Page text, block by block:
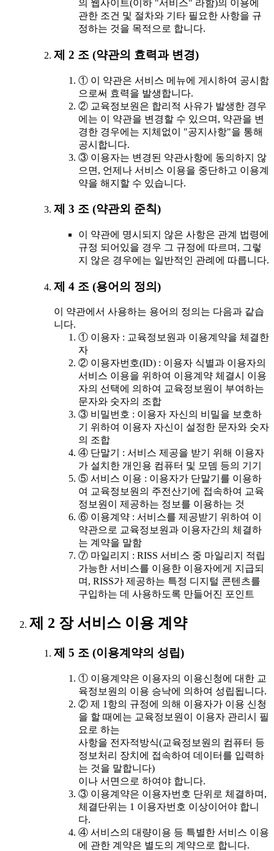
의 웹사이트(이하 "서비스" 라함)의 이용에
관한 조건 및 절차와 기타 필요한 사항을 규
정하는 것을 목적으로 합니다.
제 2 조 (약관의 효력과 변경)
① 이 약관은 서비스 메뉴에 게시하여 공시함
으로써 효력을 발생합니다.
② 교육정보원은 합리적 사유가 발생한 경우
에는 이 약관을 변경할 수 있으며, 약관을 변
경한 경우에는 지체없이 "공지사항"을 통해
공시합니다.
③ 이용자는 변경된 약관사항에 동의하지 않
으면, 언제나 서비스 이용을 중단하고 이용계
약을 해지할 수 있습니다.
제 3 조 (약관외 준칙)
이 약관에 명시되지 않은 사항은 관계 법령에
규정 되어있을 경우 그 규정에 따르며, 그렇
지 않은 경우에는 일반적인 관례에 따릅니다.
제 4 조 (용어의 정의)
이 약관에서 사용하는 용어의 정의는 다음과 같습
니다.
① 이용자 : 교육정보원과 이용계약을 체결한
자
② 이용자번호(ID) : 이용자 식별과 이용자의
서비스 이용을 위하여 이용계약 체결시 이용
자의 선택에 의하여 교육정보원이 부여하는
문자와 숫자의 조합
③ 비밀번호 : 이용자 자신의 비밀을 보호하
기 위하여 이용자 자신이 설정한 문자와 숫자
의 조합
④ 단말기 : 서비스 제공을 받기 위해 이용자
가 설치한 개인용 컴퓨터 및 모뎀 등의 기기
⑤ 서비스 이용 : 이용자가 단말기를 이용하
여 교육정보원의 주전산기에 접속하여 교육
정보원이 제공하는 정보를 이용하는 것
⑥ 이용계약 : 서비스를 제공받기 위하여 이
약관으로 교육정보원과 이용자간의 체결하
는 계약을 말함
⑦ 마일리지 : RISS 서비스 중 마일리지 적립
가능한 서비스를 이용한 이용자에게 지급되
며, RISS가 제공하는 특정 디지털 콘텐츠를
구입하는 데 사용하도록 만들어진 포인트
제 2 장 서비스 이용 계약
제 5 조 (이용계약의 성립)
① 이용계약은 이용자의 이용신청에 대한 교
육정보원의 이용 승낙에 의하여 성립됩니다.
② 제 1항의 규정에 의해 이용자가 이용 신청
을 할 때에는 교육정보원이 이용자 관리시 필
요로 하는
사항을 전자적방식(교육정보원의 컴퓨터 등
정보처리 장치에 접속하여 데이터를 입력하
는 것을 말합니다)
이나 서면으로 하여야 합니다.
③ 이용계약은 이용자번호 단위로 체결하며,
체결단위는 1 이용자번호 이상이어야 합니
다.
④ 서비스의 대량이용 등 특별한 서비스 이용
에 관한 계약은 별도의 계약으로 합니다.